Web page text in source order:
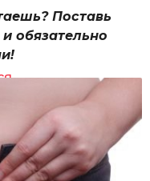
Поставь
обязательно